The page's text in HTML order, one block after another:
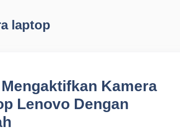
laptop
Kamera
Lenovo Dengan